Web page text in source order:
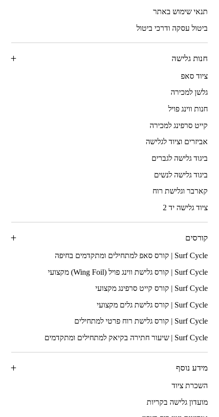
תנאי שימוש באתר
ביטול עסקה ודרכי ביטול
חנות גלישה
ציוד סאפ
גלשן למכירה
חנות ווינג פויל
קייט סרפינג למכירה
אביזרים וציוד לגלישה
ביגוד גלישה לגברים
ביגוד גלישה לנשים
קארבר וגלישת רוח
ציוד גלישה יד 2
קורסים
מידע נוסף
השכרת ציוד
מועדון גלישה בקריות